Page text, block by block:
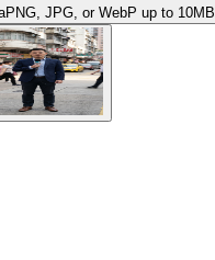
PNG, JPG, or WebP up to 10MB